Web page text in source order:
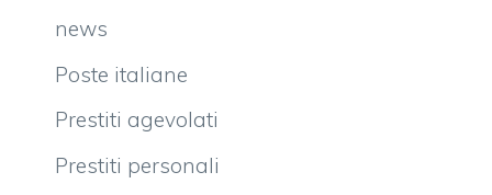
news
Poste italiane
Prestiti agevolati
Prestiti personali